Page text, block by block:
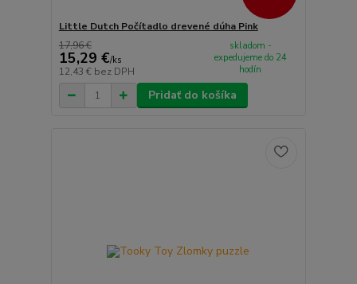
Little Dutch Počítadlo drevené dúha Pink
17,96 €
15,29 €/ks
12,43 € bez DPH
skladom -
expedujeme do 24
hodín
Pridať do košíka